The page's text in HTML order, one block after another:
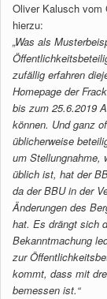
Oliver Kalusch vom
hierzu:
„Was als
zufällig erfahren
Homepage der
bis zum 25.6.2019
können. Und ganz
üblicherweise
um Stellungnahme,
üblich ist, hat der
da der BBU in der
Änderungen des
hat. Es drängt sich
Bekanntmachung
zur
kommt, dass mit
bemessen ist.“